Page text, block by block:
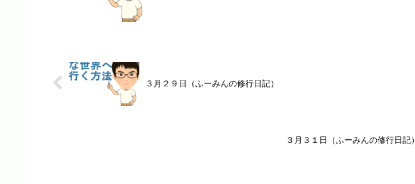
３月２９日（ふーみんの修行日記）
３月３１日（ふーみんの修行日記）